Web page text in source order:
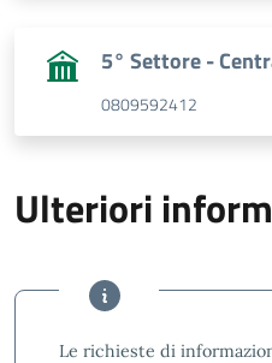
5° Settore -
0809592412
Ulteriori
Le richieste di